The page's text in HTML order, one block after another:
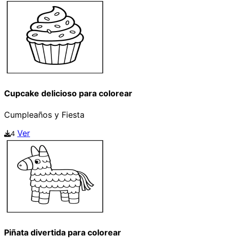
Cupcake delicioso para colorear
Cumpleaños y Fiesta
4 Ver
Piñata divertida para colorear